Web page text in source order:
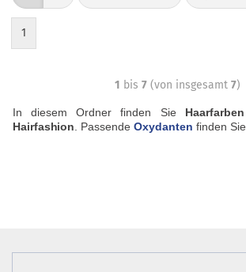
1
1 bis 7(von insgesamt 7)
In diesem Ordner finden Sie Haarfarben
Hairfashion . PassendeOxydanten finden Sie